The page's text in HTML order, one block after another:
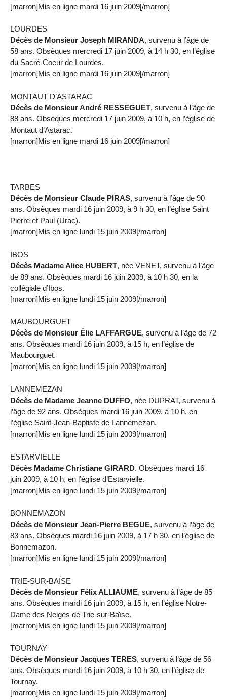
[marron]Mis en ligne mardi 16 juin 2009[/marron]
LOURDES
Décès de Monsieur Joseph MIRANDA, survenu à l’âge de
58 ans. Obsèques mercredi 17 juin 2009, à 14 h 30, en l’église
du Sacré-Coeur de Lourdes.
[marron]Mis en ligne mardi 16 juin 2009[/marron]
MONTAUT D’ASTARAC
Décès de Monsieur André RESSEGUET, survenu à l’âge de
88 ans. Obsèques mercredi 17 juin 2009, à 10 h, en l’église de
Montaut d’Astarac.
[marron]Mis en ligne mardi 16 juin 2009[/marron]
TARBES
Décès de Monsieur Claude PIRAS, survenu à l’âge de 90
ans. Obsèques mardi 16 juin 2009, à 9 h 30, en l’église Saint
Pierre et Paul (Urac).
[marron]Mis en ligne lundi 15 juin 2009[/marron]
IBOS
Décès Madame Alice HUBERT, née VENET, survenu à l’âge
de 89 ans. Obsèques mardi 16 juin 2009, à 10 h 30, en la
collégiale d’Ibos.
[marron]Mis en ligne lundi 15 juin 2009[/marron]
MAUBOURGUET
Décès de Monsieur Élie LAFFARGUE, survenu à l’âge de 72
ans. Obsèques mardi 16 juin 2009, à 15 h, en l’église de
Maubourguet.
[marron]Mis en ligne lundi 15 juin 2009[/marron]
LANNEMEZAN
Décès de Madame Jeanne DUFFO, née DUPRAT, survenu à
l’âge de 92 ans. Obsèques mardi 16 juin 2009, à 10 h, en
l’église Saint-Jean-Baptiste de Lannemezan.
[marron]Mis en ligne lundi 15 juin 2009[/marron]
ESTARVIELLE
Décès Madame Christiane GIRARD. Obsèques mardi 16
juin 2009, à 10 h, en l’église d’Estarvielle.
[marron]Mis en ligne lundi 15 juin 2009[/marron]
BONNEMAZON
Décès de Monsieur Jean-Pierre BEGUE, survenu à l’âge de
83 ans. Obsèques mardi 16 juin 2009, à 17 h 30, en l’église de
Bonnemazon.
[marron]Mis en ligne lundi 15 juin 2009[/marron]
TRIE-SUR-BAÏSE
Décès de Monsieur Félix ALLIAUME, survenu à l’âge de 85
ans. Obsèques mardi 16 juin 2009, à 15 h, en l’église Notre-
Dame des Neiges de Trie-sur-Baïse.
[marron]Mis en ligne lundi 15 juin 2009[/marron]
TOURNAY
Décès de Monsieur Jacques TERES, survenu à l’âge de 56
ans. Obsèques mardi 16 juin 2009, à 10 h 30, en l’église de
Tournay.
[marron]Mis en ligne lundi 15 juin 2009[/marron]